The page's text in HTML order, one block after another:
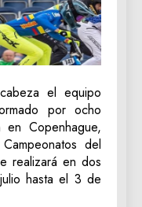
el equipo
por ocho
Copenhague,
del
realizará en dos
hasta el 3 de